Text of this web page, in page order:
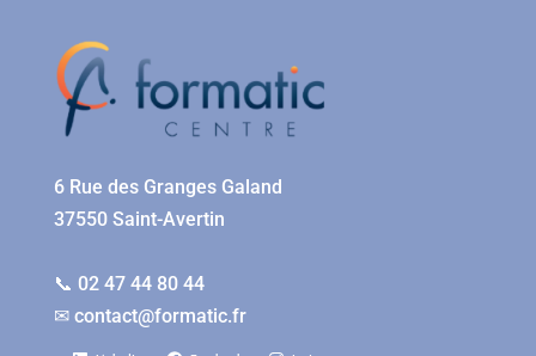
6 Rue des Granges Galand
37550 Saint-Avertin
📞 02 47 44 80 44
✉ contact@formatic.fr